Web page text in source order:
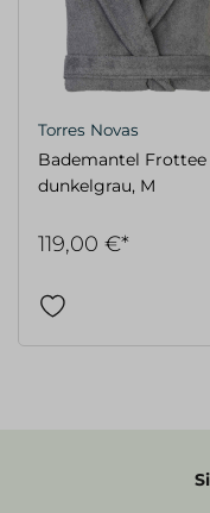
Torres Novas
Bademantel Frottee
dunkelgrau, M
119,00 €*